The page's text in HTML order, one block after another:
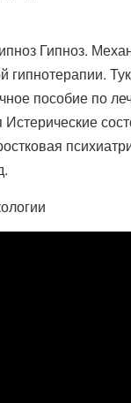
Гипноз.
гипнотерапии.
пособие по